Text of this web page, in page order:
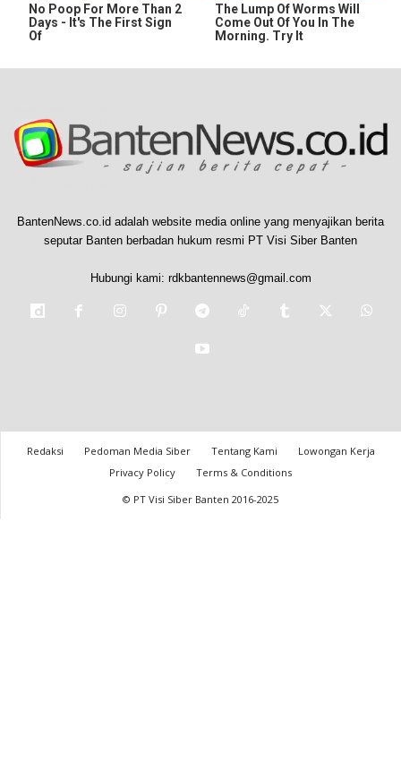
No Poop For More Than 2
Days - It's The First Sign
Of
The Lump Of Worms Will
Come Out Of You In The
Morning. Try It
BantenNews.co.id adalah website media online yang menyajikan berita
seputar Banten berbadan hukum resmi PT Visi Siber Banten
Hubungi kami: rdkbantennews@gmail.com
Redaksi Pedoman Media Siber Tentang Kami
Lowongan Kerja
Privacy Policy
Terms & Conditions
© PT Visi Siber Banten 2016-2025